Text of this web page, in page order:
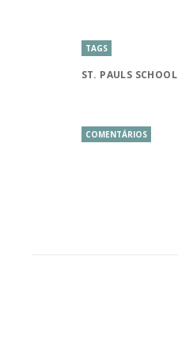
TAGS
ST. PAULS SCHOOL
COMENTÁRIOS